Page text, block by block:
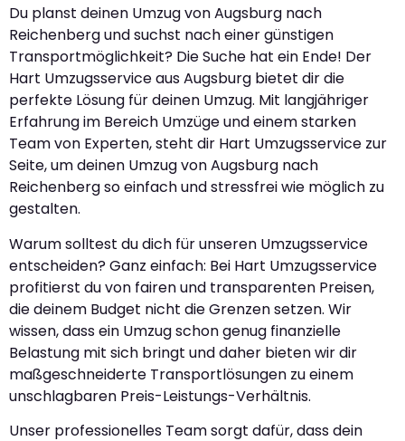
Du planst deinen Umzug von Augsburg nach
Reichenberg und suchst nach einer günstigen
Transportmöglichkeit? Die Suche hat ein Ende! Der
Hart Umzugsservice aus Augsburg bietet dir die
perfekte Lösung für deinen Umzug. Mit langjähriger
Erfahrung im Bereich Umzüge und einem starken
Team von Experten, steht dir Hart Umzugsservice zur
Seite, um deinen Umzug von Augsburg nach
Reichenberg so einfach und stressfrei wie möglich zu
gestalten.
Warum solltest du dich für unseren Umzugsservice
entscheiden? Ganz einfach: Bei Hart Umzugsservice
profitierst du von fairen und transparenten Preisen,
die deinem Budget nicht die Grenzen setzen. Wir
wissen, dass ein Umzug schon genug finanzielle
Belastung mit sich bringt und daher bieten wir dir
maßgeschneiderte Transportlösungen zu einem
unschlagbaren Preis-Leistungs-Verhältnis.
Unser professionelles Team sorgt dafür, dass dein